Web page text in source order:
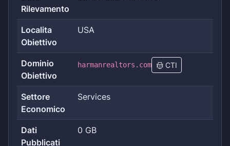
Rilevamento
Localita
Obiettivo
USA
Dominio
Obiettivo
harmanrealtors.com CTI
Settore
Economico
Services
Dati
Pubblicati
0 GB